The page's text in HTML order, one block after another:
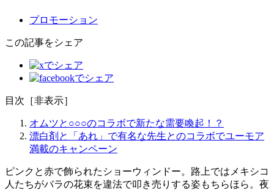
プロモーション
この記事をシェア
目次 ［非表示］
オムツと○○○のコラボで新たな需要喚起！？
漂白剤と「あれ」で有名な先生とのコラボでユーモア
満載のキャンペーン
ピンクと赤で飾られたショーウィンドー。路上ではメキシコ
人たちがバラの花束を違法で叩き売りする姿もちらほら。夜